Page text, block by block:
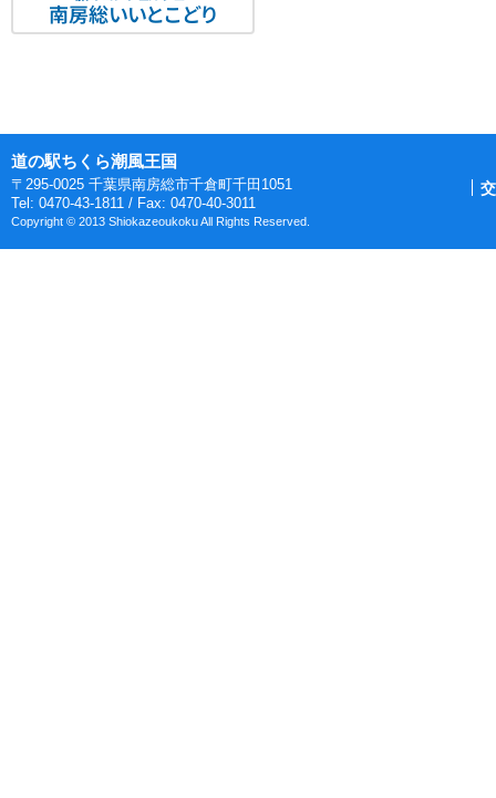
南房総いいとこどり
道の駅ちくら潮風王国
〒295-0025 千葉県南房総市千倉町千田1051
Tel: 0470-43-1811 / Fax: 0470-40-3011
Copyright © 2013 Shiokazeoukoku All Rights Reserved.